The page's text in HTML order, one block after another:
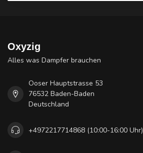
Oxyzig
Alles was Dampfer brauchen
Ooser Hauptstrasse 53
76532 Baden-Baden
Deutschland
+4972217714868 (10:00-16:00 Uhr)